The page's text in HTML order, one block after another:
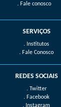
Fale conosco
SERVIÇOS
. Institutos
. Fale Conosco
REDES SOCIAIS
. Twitter
. Facebook
. Instagram